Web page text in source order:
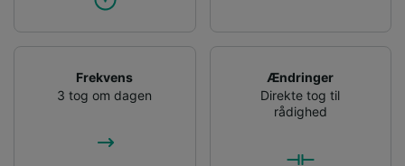
Frekvens
3 tog om dagen
Ændringer
Direkte tog til
rådighed